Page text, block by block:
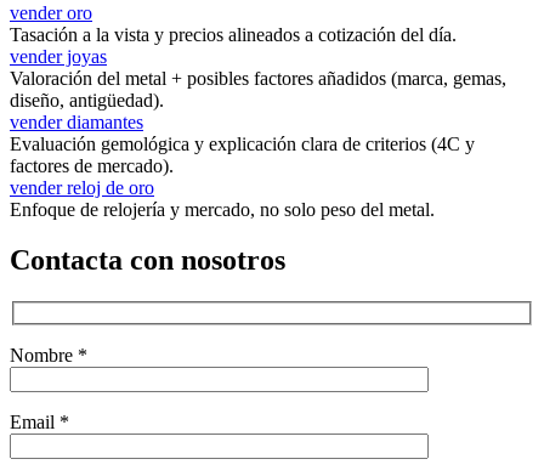
vender oro
Tasación a la vista y precios alineados a cotización del día.
vender joyas
Valoración del metal + posibles factores añadidos (marca, gemas,
diseño, antigüedad).
vender diamantes
Evaluación gemológica y explicación clara de criterios (4C y
factores de mercado).
vender reloj de oro
Enfoque de relojería y mercado, no solo peso del metal.
Contacta con nosotros
Nombre *
Email *